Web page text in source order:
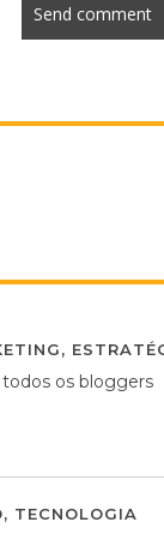
,
os bloggers
, TECNOLOGIA